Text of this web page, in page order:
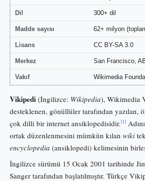
Dil 300+ dil
Madde sayısı 62+ milyon
Lisans CC BY-SA 3.0
Merkez San Francisco,
Vakıf Wikimedia
Vikipedi (İngilizce: Wikipedia), Wikimedia
desteklenen, gönüllüler tarafından yazılan,
çok dilli bir internet ansiklopedisidir.[1]
ortak düzenlenmesini mümkün kılan wiki
encyclopedia (ansiklopedi) kelimesinin
İngilizce sürümü 15 Ocak 2001 tarihinde
Sanger tarafından başlatılmıştır. Türkçe